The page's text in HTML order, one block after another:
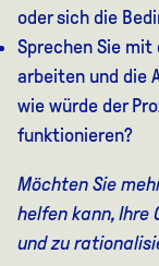
oder sich die
Sprechen Sie mit
arbeiten und die
wie würde der
funktionieren?
Möchten Sie
helfen kann,
und zu